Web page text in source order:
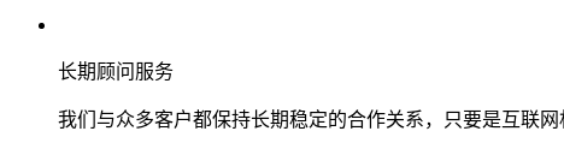
长期顾问服务
我们与众多客户都保持长期稳定的合作关系，只要是互联